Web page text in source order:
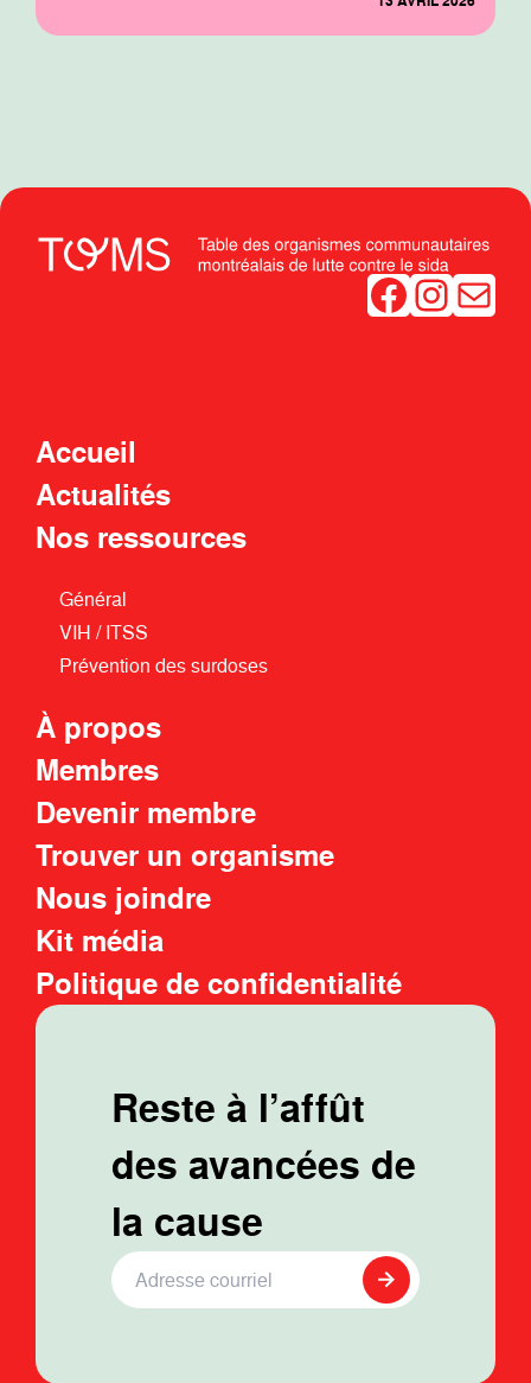
Facebook Instagram
Accueil
Actualités
Nos ressources
Général
VIH / ITSS
Prévention des surdoses
À propos
Membres
Devenir membre
Trouver un organisme
Nous joindre
Kit média
Politique de confidentialité
Reste à l’affût
des avancées de
la cause
Adresse Courriel